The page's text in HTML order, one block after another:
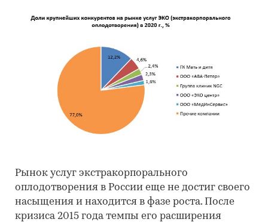
Рынок услуг экстракорпорального
оплодотворения в России еще не достиг своего
насыщения и находится в фазе роста. После
кризиса 2015 года темпы его расширения